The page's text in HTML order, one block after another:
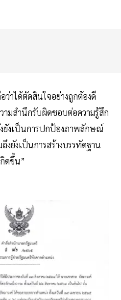
ว่าได้ตัดสินใจอย่างถูกต้องดี
ามสำนึกรับผิดชอบต่อความรู้สึก
ยังเป็นการปกป้องภาพลักษณ์
งยังเป็นการสร้างบรรทัดฐาน
กิดขึ้น”